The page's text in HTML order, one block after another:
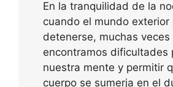
En la tranquilidad de la
cuando el mundo exterior
detenerse, muchas veces
encontramos dificultades
nuestra mente y permitir
cuerpo se sumerja en el